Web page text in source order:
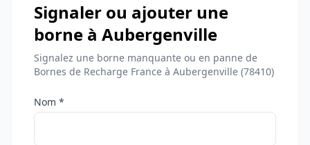
Signaler ou ajouter une
borne à Aubergenville
Signalez une borne manquante ou en panne de
Bornes de Recharge France à Aubergenville (78410)
Nom *